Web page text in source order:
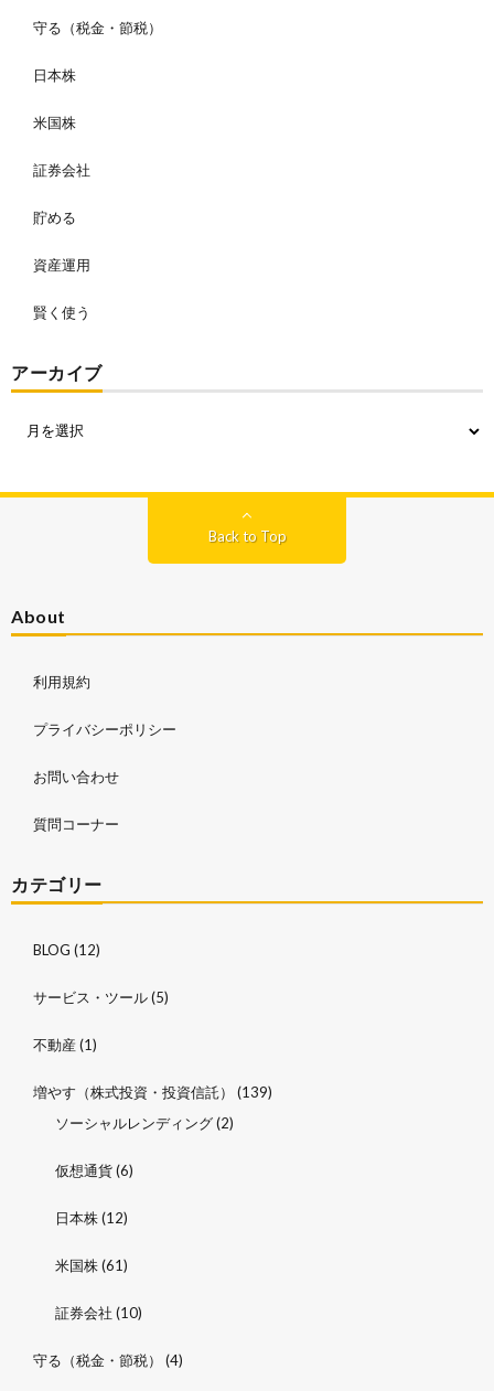
守る（税金・節税）
日本株
米国株
証券会社
貯める
資産運用
賢く使う
アーカイブ
Back to Top
About
利用規約
プライバシーポリシー
お問い合わせ
質問コーナー
カテゴリー
BLOG (12)
サービス・ツール(5)
不動産(1)
増やす（株式投資・投資信託）
(139)
ソーシャルレンディング(2)
仮想通貨(6)
日本株(12)
米国株(61)
証券会社 (10)
守る（税金・節税） (4)